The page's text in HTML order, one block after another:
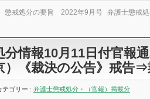
懲戒処分の要旨 2022年9月号 弁護士懲戒
分情報10月11日付官報
）《裁決の公告》戒告⇒
テゴリー : 弁護士懲戒処分・（官報）掲載分